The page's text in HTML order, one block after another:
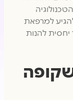
למרפאת
יחסית להנות